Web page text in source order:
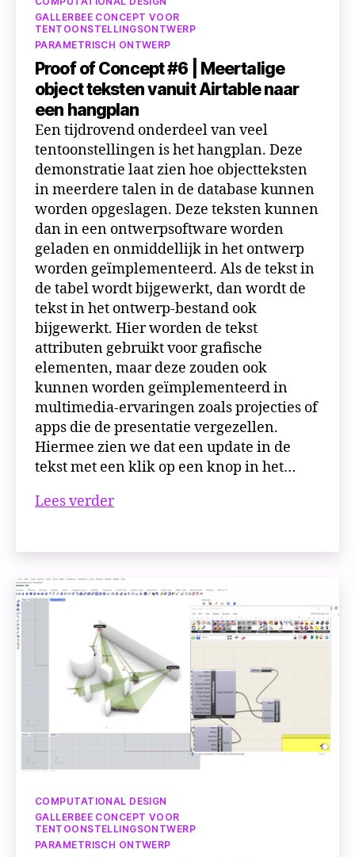
GALLERBEE CONCEPT VOOR
TENTOONSTELLINGSONTWERP
PARAMETRISCH ONTWERP
Proof of Concept #6 | Meertalige
object teksten vanuit Airtable naar
een hangplan
Een tijdrovend onderdeel van veel
tentoonstellingen is het hangplan. Deze
demonstratie laat zien hoe objectteksten
in meerdere talen in de database kunnen
worden opgeslagen. Deze teksten kunnen
dan in een ontwerpsoftware worden
geladen en onmiddellijk in het ontwerp
worden geïmplementeerd. Als de tekst in
de tabel wordt bijgewerkt, dan wordt de
tekst in het ontwerp-bestand ook
bijgewerkt. Hier worden de tekst
attributen gebruikt voor grafische
elementen, maar deze zouden ook
kunnen worden geïmplementeerd in
multimedia-ervaringen zoals projecties of
apps die de presentatie vergezellen.
Hiermee zien we dat een update in de
tekst met een klik op een knop in het…
Lees verderProof
|
Meertalige
teksten
vanuit
Airtable
naar
een
hangplan
Categorieën
COMPUTATIONAL DESIGN
GALLERBEE CONCEPT VOOR
TENTOONSTELLINGSONTWERP
PARAMETRISCH ONTWERP